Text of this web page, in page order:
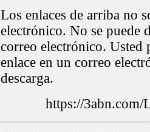
Los enlaces de arriba no
electrónico. No se puede
correo electrónico. Usted
enlace en un correo
descarga.
https://